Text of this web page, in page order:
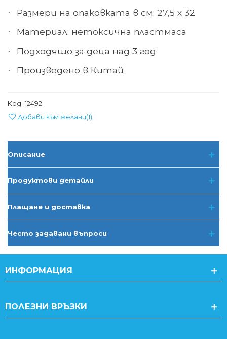
· Размери на опаковката в см: 27,5 х 32
· Материал: нетоксична пластмаса
· Подходящо за деца над 3 год.
· Произведено в Китай
Код: 12492
Добави към желани(1)
Описание
Продуктови детайли
Плащане и доставка
Често задавани въпроси
ИНФОРМАЦИЯ
ПОЛЕЗНИ ВРЪЗКИ